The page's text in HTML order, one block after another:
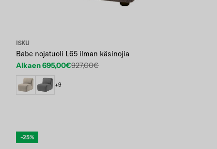
ISKU
Babe nojatuoli L65 ilman käsinojia
Etuhinta
Alkaen 695,00€
Normaalihinta 927,00€
+9
-25%